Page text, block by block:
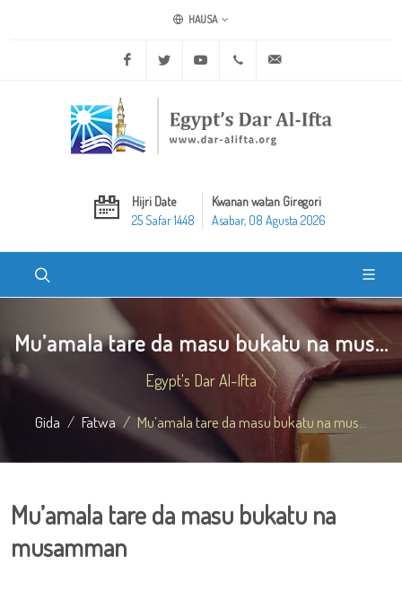
HAUSA
Facebook Twitter Youtube +20 2 25970400
Hijri Date
25 Safar 1448
Kwanan watan Giregori
Asabar, 08 Agusta 2026
Mu’amala tare da masu bukatu na mus...
Egypt's Dar Al-Ifta
Gida Fatwa Mu’amala tare da masu bukatu na mus...
Mu’amala tare da masu bukatu na
musamman